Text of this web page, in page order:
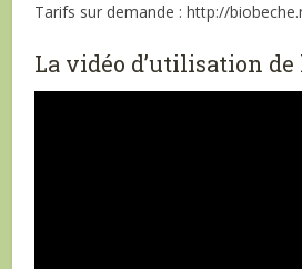
Tarifs sur demande : http://
La vidéo d’utilisation de